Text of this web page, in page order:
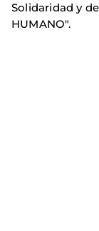
Solidaridad y
HUMANO".